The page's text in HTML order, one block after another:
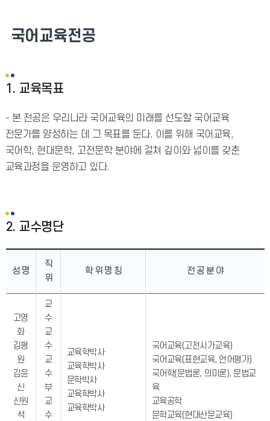
국어교육전공
1. 교육목표
- 본 전공은 우리나라 국어교육의 미래를 선도할 국어교육
전문가를 양성하는 데 그 목표를 둔다. 이를 위해 국어교육,
국어학, 현대문학, 고전문학 분야에 걸쳐 깊이와 넓이를 갖춘
교육과정을 운영하고 있다.
2. 교수명단
성 명
직
위
학 위 명 칭 전 공 분 야
고영
화
김평
원
김윤
신
신원
석
교
수
교
수
교
수
부
교
수
교육학박사
교육학박사
문학박사
교육학박사
교육학박사
국어교육(고전시가교육)
국어교육(표현교육, 언어평가)
국어학(문법론, 의미론), 문법교
육
교육공학
문학교육(현대산문교육)